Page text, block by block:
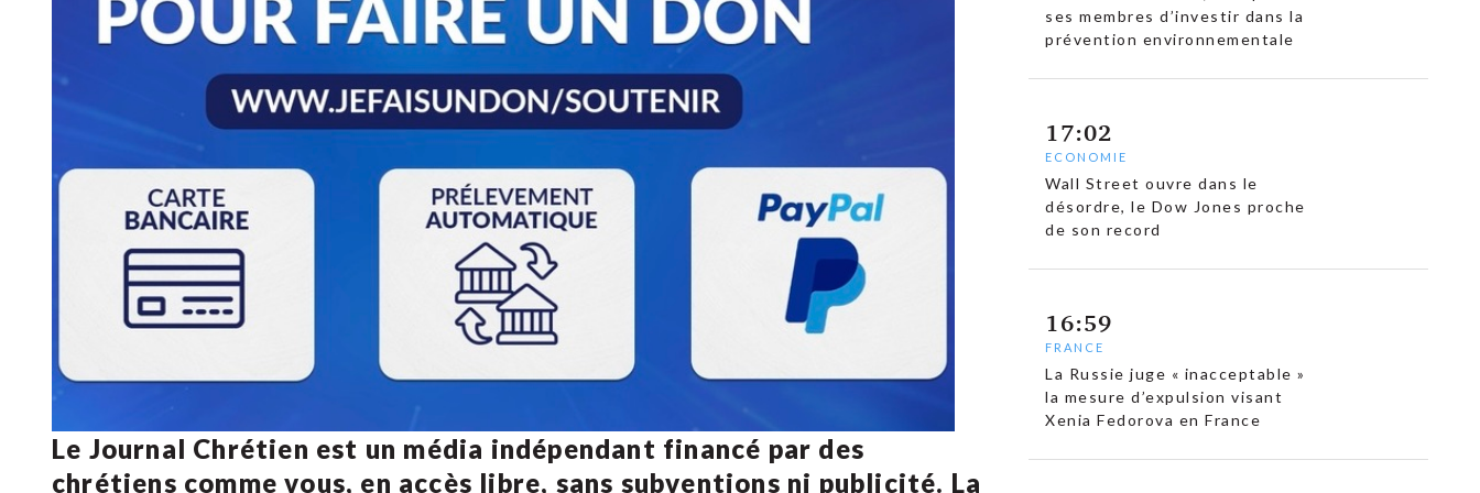
Le Journal Chrétien est un média indépendant financé par des
chrétiens comme vous, en accès libre, sans subventions ni publicité. La
ses membres d’investir dans la
prévention environnementale
17:02
ECONOMIE
Wall Street ouvre dans le
désordre, le Dow Jones proche
de son record
16:59
FRANCE
La Russie juge « inacceptable »
la mesure d’expulsion visant
Xenia Fedorova en France